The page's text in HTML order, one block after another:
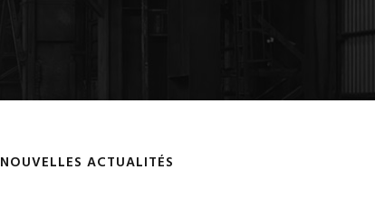
NOUVELLES ACTUALITÉS